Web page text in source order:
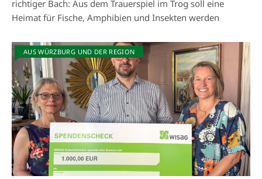
richtiger Bach: Aus dem Trauerspiel im Trog soll eine
Heimat für Fische, Amphibien und Insekten werden
AUS WÜRZBURG UND DER REGION